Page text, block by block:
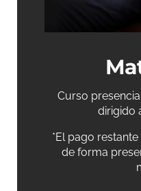
Curso
dirigido
*El pago
de forma